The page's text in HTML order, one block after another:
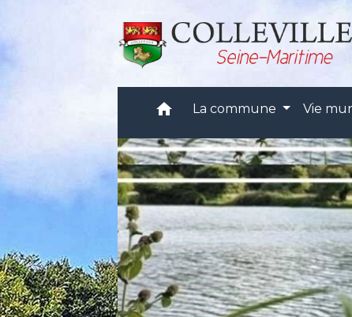
home La commune Vie